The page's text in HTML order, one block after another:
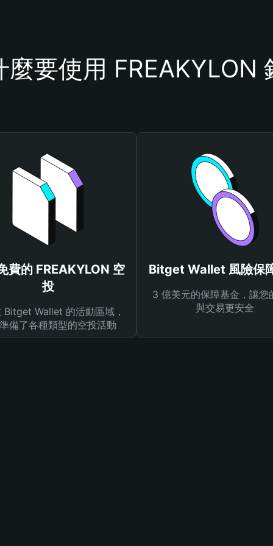
麼要使用 FREAKYLON
費的 FREAKYLON 空
投
Bitget Wallet 的活動區域，
備了各種類型的空投活動
Bitget Wallet 風險保
3 億美元的保障基金，讓您
與交易更安全